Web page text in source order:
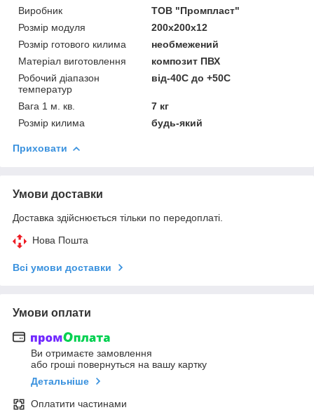
Виробник
ТОВ "Промпласт"
Розмір модуля
200х200х12
Розмір готового килима
необмежений
Матеріал виготовлення
композит ПВХ
Робочий діапазон
температур
від-40С до +50С
Вага 1 м. кв.
7 кг
Розмір килима
будь-який
Приховати
Умови доставки
Доставка здійснюється тільки по передоплаті.
Нова Пошта
Всі умови доставки
Умови оплати
Ви отримаєте замовлення
або гроші повернуться на вашу картку
Детальніше
Оплатити частинами